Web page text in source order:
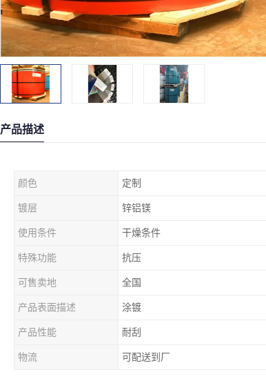
产品描述
颜色 定制
镀层 锌铝镁
使用条件 干燥条件
特殊功能 抗压
可售卖地 全国
产品表面描述 涂镀
产品性能 耐刮
物流 可配送到厂